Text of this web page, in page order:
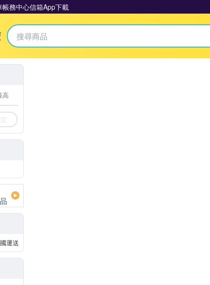
帳務中心信箱App下載
Yahoo拍賣
運送